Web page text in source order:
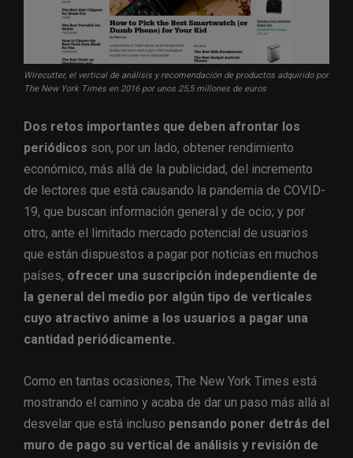
Wirecutter, el vertical de análisis y recomendación de productos adquirido por
The New York Times en 2016 por unos 25,5 millones de euros
Dos retos importantes que deben afrontar los
periódicos son, por un lado, obtener rendimiento
económico, más allá de la publicidad, del incremento
de lectores que está causando la pandemia de COVID-
19, que buscan información general y de ocio; y por
otro, ante el limitado mercado potencial de usuarios
que están dispuestos a pagar por noticias en muchos
países, ofrecer una suscripción independiente de
la general del medio por algún tipo de verticales
cuyo atractivo anime a los usuarios a pagar una
cantidad periódicamente.
Como en tantas ocasiones, The New York Times está
mostrando el camino y acaba de dar un paso más allá al
desvelar que está incluso pensando poner detrás del
muro de pago su vertical de análisis y revisión de